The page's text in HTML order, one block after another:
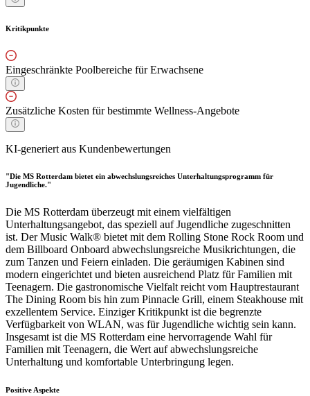
Kritikpunkte
Eingeschränkte Poolbereiche für Erwachsene
Zusätzliche Kosten für bestimmte Wellness-Angebote
KI-generiert aus Kundenbewertungen
"Die MS Rotterdam bietet ein abwechslungsreiches Unterhaltungsprogramm für
Jugendliche."
Die MS Rotterdam überzeugt mit einem vielfältigen
Unterhaltungsangebot, das speziell auf Jugendliche zugeschnitten
ist. Der Music Walk® bietet mit dem Rolling Stone Rock Room und
dem Billboard Onboard abwechslungsreiche Musikrichtungen, die
zum Tanzen und Feiern einladen. Die geräumigen Kabinen sind
modern eingerichtet und bieten ausreichend Platz für Familien mit
Teenagern. Die gastronomische Vielfalt reicht vom Hauptrestaurant
The Dining Room bis hin zum Pinnacle Grill, einem Steakhouse mit
exzellentem Service. Einziger Kritikpunkt ist die begrenzte
Verfügbarkeit von WLAN, was für Jugendliche wichtig sein kann.
Insgesamt ist die MS Rotterdam eine hervorragende Wahl für
Familien mit Teenagern, die Wert auf abwechslungsreiche
Unterhaltung und komfortable Unterbringung legen.
Positive Aspekte